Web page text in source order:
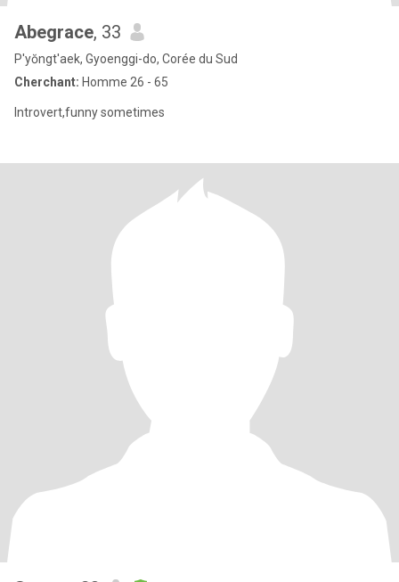
Abegrace, 33
P'yŏngt'aek, Gyoenggi-do, Corée du Sud
Cherchant: Homme 26 - 65
Introvert,funny sometimes